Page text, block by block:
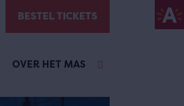
BESTEL TICKETS
OVER HET MAS